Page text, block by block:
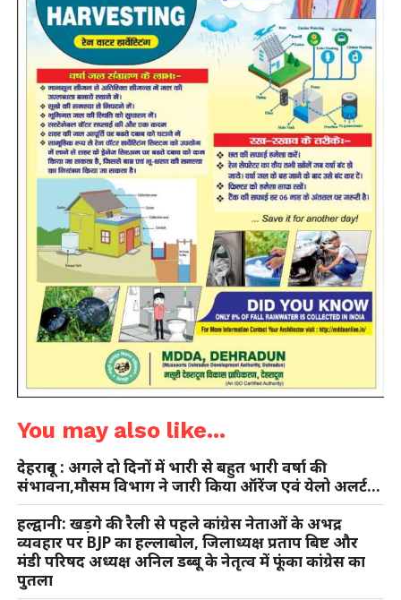
You may also like...
देहरादून : अगले दो दिनों में भारी से बहुत भारी वर्षा की
संभावना,मौसम विभाग ने जारी किया ऑरेंज एवं येलो अलर्ट…
हल्द्वानी: खड़गे की रैली से पहले कांग्रेस नेताओं के अभद्र
व्यवहार पर BJP का हल्लाबोल, जिलाध्यक्ष प्रताप बिष्ट और
मंडी परिषद अध्यक्ष अनिल डब्बू के नेतृत्व में फूंका कांग्रेस का
पुतला